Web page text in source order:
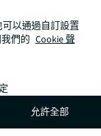
市
最新
以通過自訂設置
們的 Cookie 聲
允許全部